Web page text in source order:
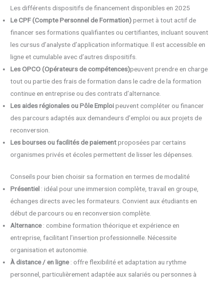
Les différents dispositifs de financement disponibles en 2025
Le CPF (Compte Personnel de Formation)permet à tout actif de
financer ses formations qualifiantes ou certifiantes, incluant souvent
les cursus d’analyste d’application informatique. Il est accessible en
ligne et cumulable avec d’autres dispositifs.
Les OPCO (Opérateurs de compétences)peuvent prendre en charge
tout ou partie des frais de formation dans le cadre de la formation
continue en entreprise ou des contrats d’alternance.
Les aides régionales ou Pôle Emploipeuvent compléter ou financer
des parcours adaptés aux demandeurs d’emploi ou aux projets de
reconversion.
Les bourses ou facilités de paiementproposées par certains
organismes privés et écoles permettent de lisser les dépenses.
Conseils pour bien choisir sa formation en termes de modalité
Présentiel : idéal pour une immersion complète, travail en groupe,
échanges directs avec les formateurs. Convient aux étudiants en
début de parcours ou en reconversion complète.
Alternance: combine formation théorique et expérience en
entreprise, facilitant l’insertion professionnelle. Nécessite
organisation et autonomie.
À distance / en ligne: offre flexibilité et adaptation au rythme
personnel, particulièrement adaptée aux salariés ou personnes à